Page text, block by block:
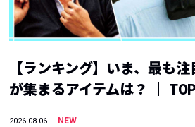
【ランキング】いま、最も注
が集まるアイテムは？ ｜
2026.08.06
NEW